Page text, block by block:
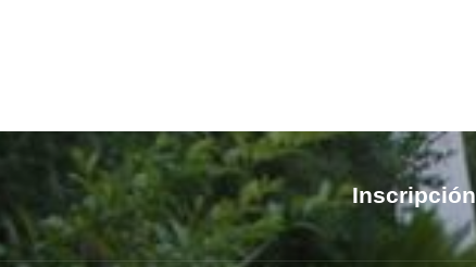
Inscripción